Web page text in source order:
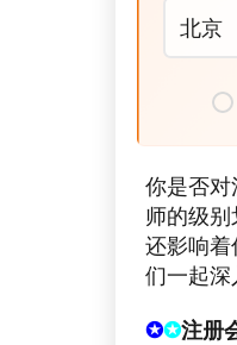
北京
你是否对
师的级别
还影响着
们一起深
✪✪注册